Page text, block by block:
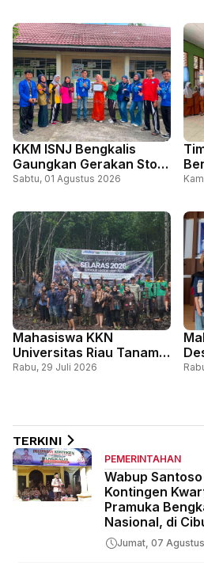
Keuangan di SMAN 1
Bengkalis
KKM ISNJ Bengkalis
Gaungkan Gerakan Stop
Bullying, Tanamkan
Dini di SDN 31 Bantan
Sabtu, 01 Agustus 2026
Mahasiswa KKN
Universitas Riau Tanam
1.300 Bibit Mangrove di
Rabu, 29 Juli 2026
TERKINI
PEMERINTAHAN
Wabup
Kontingen
Pramuka
Nasional, di
Jumat, 07